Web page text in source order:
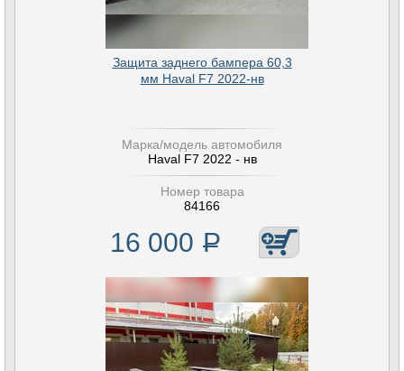
Защита заднего бампера 60,3
мм Haval F7 2022-нв
Марка/модель автомобиля
Haval F7 2022 - нв
Номер товара
84166
16 000 Р